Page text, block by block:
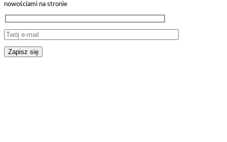
nowościami na stronie